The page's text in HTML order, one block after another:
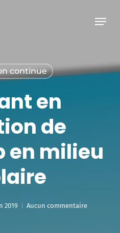
Menu
continue
en
de
en milieu
2019 Aucun commentaire